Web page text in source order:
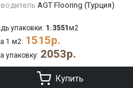
AGT Flooring (Турция)
упаковки: 1.3551 м2
1 м2: 1515р.
упаковку: 2053р.
Купить